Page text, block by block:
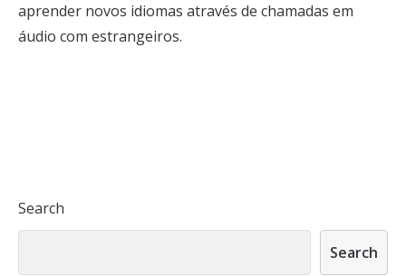
aprender novos idiomas através de chamadas em
áudio com estrangeiros.
Search
Search